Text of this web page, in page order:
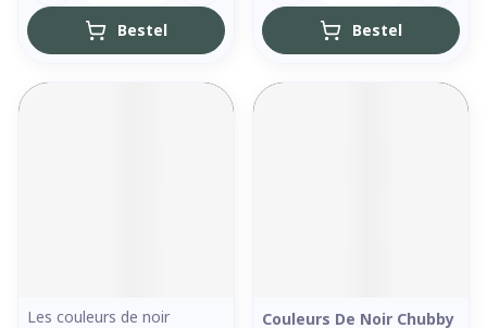
Bestel Bestel
Les couleurs de noir
Couleurs De Noir Chubby